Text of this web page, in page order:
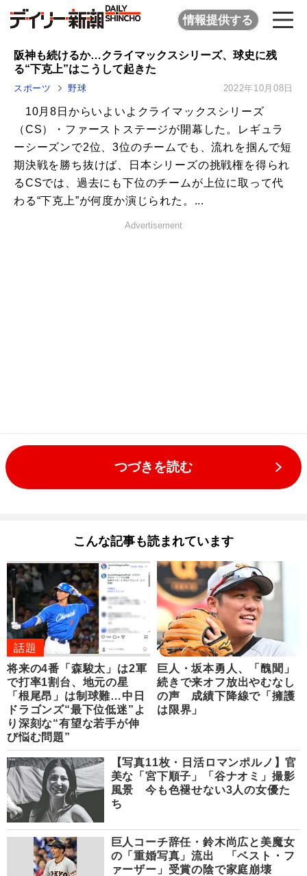
情報提供する
阪神も続けるか…クライマックスシリーズ、球史に残
る“下克上”はこうして起きた
スポーツ 野球 2022年10月08日
10月8日からいよいよクライマックスシリーズ
（CS）・ファーストステージが開幕した。レギュラ
ーシーズンで2位、3位のチームでも、流れを掴んで短
期決戦を勝ち抜けば、日本シリーズの挑戦権を得られ
るCSでは、過去にも下位のチームが上位に取って代
わる“下克上”が何度か演じられた。...
Advertisement
つづきを読む
こんな記事も読まれています
話題
将来の4番「森駿太」は2軍
で打率1割台、地元の星
「根尾昂」は制球難…中日
ドラゴンズ“最下位低迷”よ
り深刻な“有望な若手が伸
び悩む問題”
巨人・坂本勇人、「醜聞」
続きで来オフ放出やむなし
の声 成績下降線で「擁護
は限界」
【写真11枚・日活ロマンポルノ】官
美な「宮下順子」「谷ナオミ」撮影
風景 今も色褪せない3人の女優た
ち
巨人コーチ辞任・鈴木尚広と美魔女
の「重婚写真」流出 「ベスト・フ
ァーザー」受賞の陰で家庭崩壊